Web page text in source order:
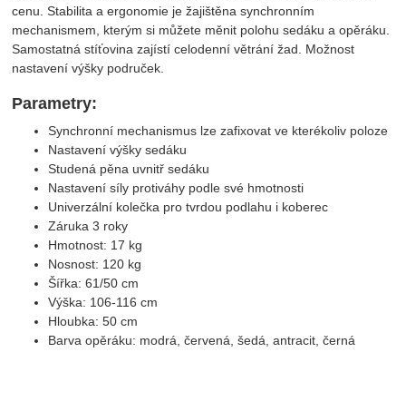
cenu. Stabilita a ergonomie je žajištěna synchronním
mechanismem, kterým si můžete měnit polohu sedáku a opěráku.
Samostatná stíťovina zajístí celodenní větrání žad. Možnost
nastavení výšky područek.
Parametry:
Synchronní mechanismus lze zafixovat ve kterékoliv poloze
Nastavení výšky sedáku
Studená pěna uvnitř sedáku
Nastavení síly protiváhy podle své hmotnosti
Univerzální kolečka pro tvrdou podlahu i koberec
Záruka 3 roky
Hmotnost: 17 kg
Nosnost: 120 kg
Šířka: 61/50 cm
Výška: 106-116 cm
Hloubka: 50 cm
Barva opěráku: modrá, červená, šedá, antracit, černá